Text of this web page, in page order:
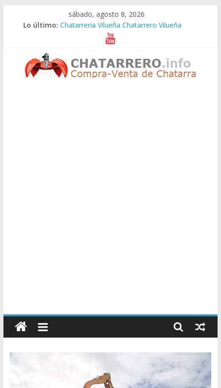
sábado, agosto 8, 2026
Lo último: Chatarreria Vilueña Chatarrero Vilueña
Chatarreria Zuera Chatarrero Zuera
Chatarreria Zaragoza Chatarrero Zaragoza
Chatarreria Zaida Chatarrero Zaida
Chatarreria Vistabella Chatarrero Vistabella
Chatarreros
–